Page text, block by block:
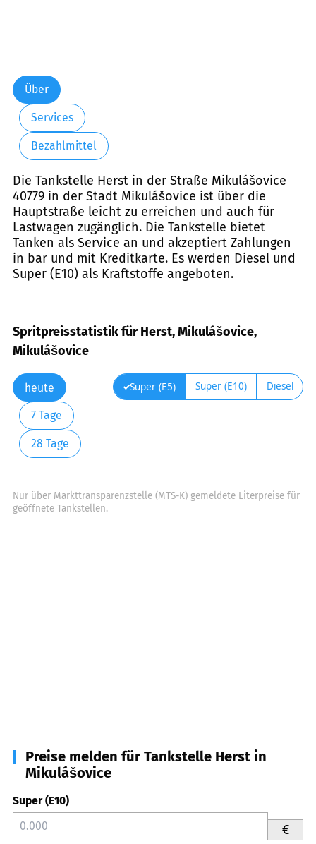
Über
Services
Bezahlmittel
Die Tankstelle Herst in der Straße Mikulášovice
40779 in der Stadt Mikulášovice ist über die
Hauptstraße leicht zu erreichen und auch für
Lastwagen zugänglich. Die Tankstelle bietet
Tanken als Service an und akzeptiert Zahlungen
in bar und mit Kreditkarte. Es werden Diesel und
Super (E10) als Kraftstoffe angeboten.
Spritpreisstatistik für Herst, Mikulášovice,
Mikulášovice
heute
7 Tage
28 Tage
Super (E5) Super (E10) Diesel
Nur über Markttransparenzstelle (MTS-K) gemeldete Literpreise für
geöffnete Tankstellen.
Preise melden für Tankstelle Herst in
Mikulášovice
Super (E10)
€